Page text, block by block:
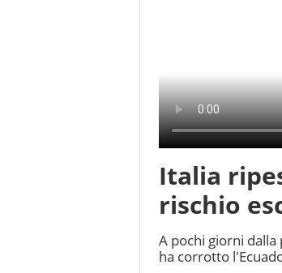
Italia
rischio
A pochi giorni
ha corrotto